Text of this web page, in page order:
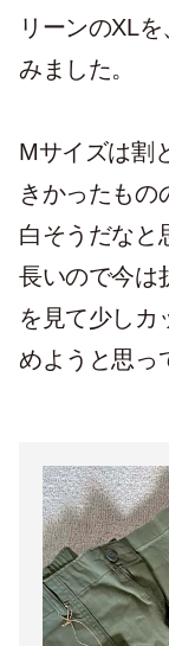
リーンのXL
みました。
Mサイズは割
きかったもの
白そうだなと
長いので今は
を見て少しカ
めようと思っ